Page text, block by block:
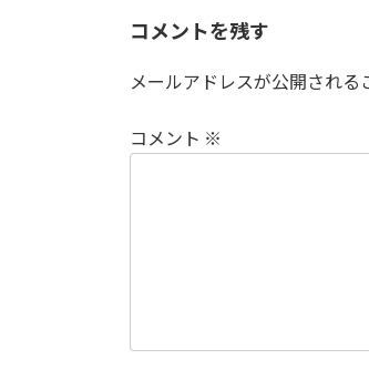
コメントを残す
メールアドレスが公開される
コメント ※